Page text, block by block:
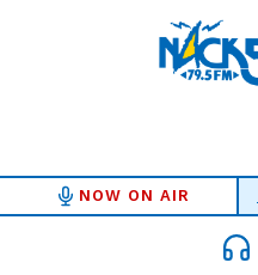
NOW ON AIR